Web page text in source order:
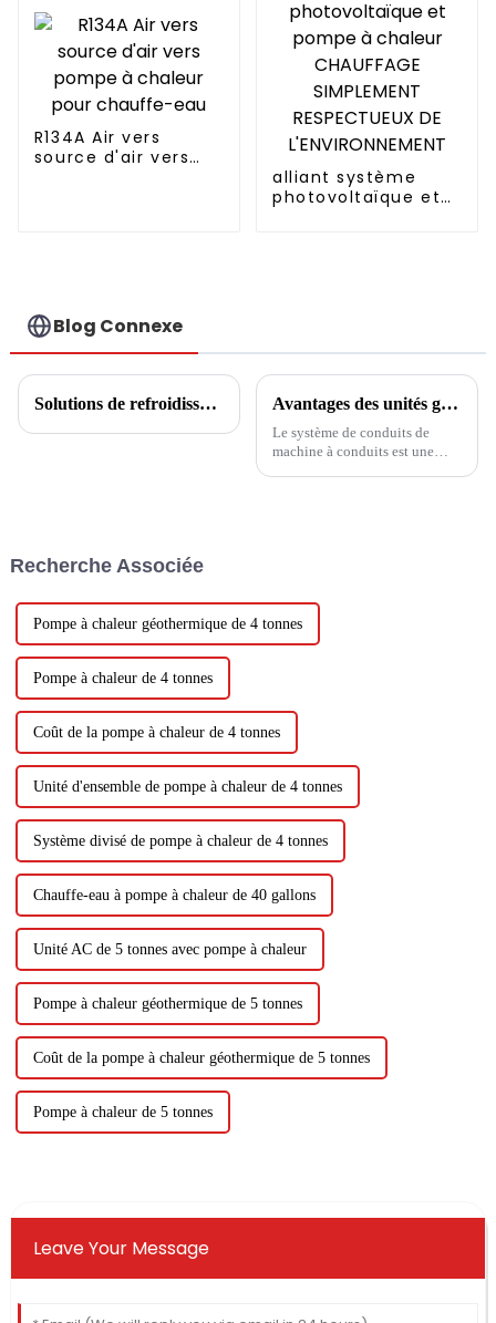
pompes à chaleur
R134A Air vers
source d'air vers
alliant système
photovoltaïque et
Blog Connexe
Solutions de refroidissement, de chauffage et d'eau chaude pour centres commerciaux Avantages des unités gainables par rapport à la climatisation centrale
Le système de conduits de
machine à conduits est une
chaque r...
Recherche Associée
Pompe à chaleur géothermique de 4 tonnes
Pompe à chaleur de 4 tonnes
Coût de la pompe à chaleur de 4 tonnes
Unité d'ensemble de pompe à chaleur de 4 tonnes
Système divisé de pompe à chaleur de 4 tonnes
Chauffe-eau à pompe à chaleur de 40 gallons
Unité AC de 5 tonnes avec pompe à chaleur
Pompe à chaleur géothermique de 5 tonnes
Coût de la pompe à chaleur géothermique de 5 tonnes
Pompe à chaleur de 5 tonnes
Leave Your Message